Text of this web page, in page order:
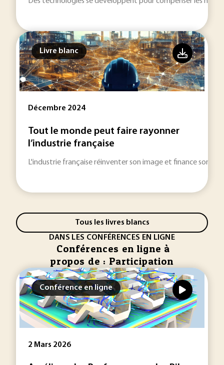
Livre blanc
Décembre 2024
Tout le monde peut faire rayonner
l’industrie française
L'industrie française réinventer son image et finance son
Tous les livres blancs
DANS LES CONFÉRENCES EN LIGNE
Conférences en ligne à
propos de : Participation
Conférence en ligne
2 Mars 2026